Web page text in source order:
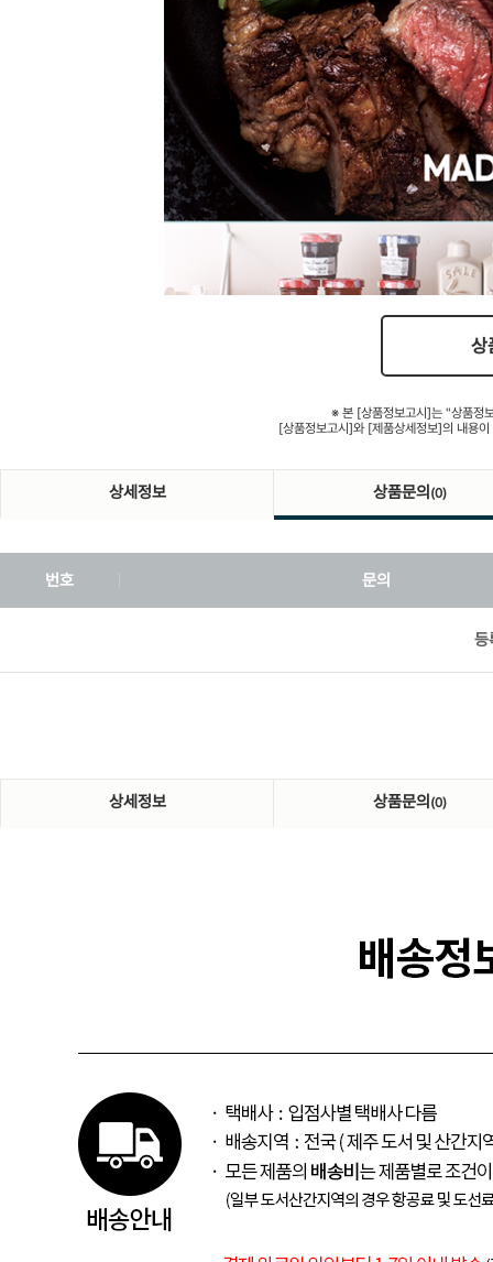
상
※ 본 [상품정보고시]는 "상품정
[상품정보고시]와 [제품상세정보]의 내용
상세정보 상품문의 (0)
번호 문의
등
상세정보 상품문의 (0)